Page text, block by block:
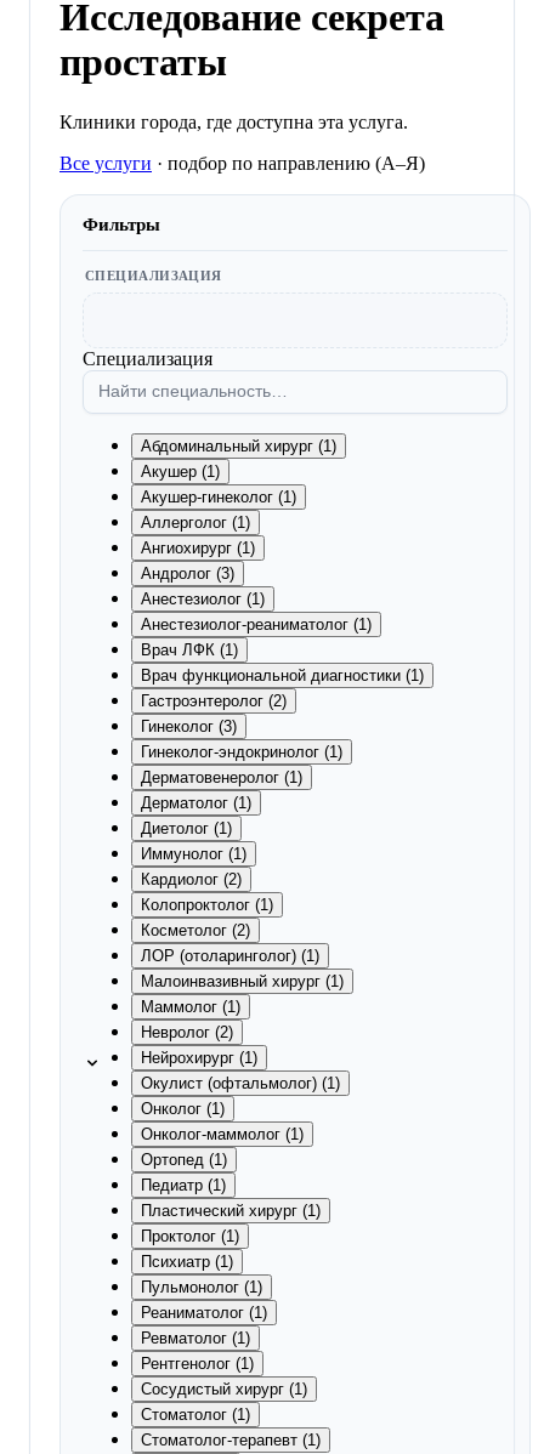
Исследование секрета
простаты
Клиники города, где доступна эта услуга.
Все услуги · подбор по направлению (A–Я)
Фильтры
СПЕЦИАЛИЗАЦИЯ
Специализация
Абдоминальный хирург (1)
Акушер (1)
Акушер-гинеколог (1)
Аллерголог (1)
Ангиохирург (1)
Андролог (3)
Анестезиолог (1)
Анестезиолог-реаниматолог (1)
Врач ЛФК (1)
Врач функциональной диагностики (1)
Гастроэнтеролог (2)
Гинеколог (3)
Гинеколог-эндокринолог (1)
Дерматовенеролог (1)
Дерматолог (1)
Диетолог (1)
Иммунолог (1)
Кардиолог (2)
Колопроктолог (1)
Косметолог (2)
ЛОР (отоларинголог) (1)
Малоинвазивный хирург (1)
Маммолог (1)
Невролог (2)
Нейрохирург (1)
Окулист (офтальмолог) (1)
Онколог (1)
Онколог-маммолог (1)
Ортопед (1)
Педиатр (1)
Пластический хирург (1)
Проктолог (1)
Психиатр (1)
Пульмонолог (1)
Реаниматолог (1)
Ревматолог (1)
Рентгенолог (1)
Сосудистый хирург (1)
Стоматолог (1)
Стоматолог-терапевт (1)